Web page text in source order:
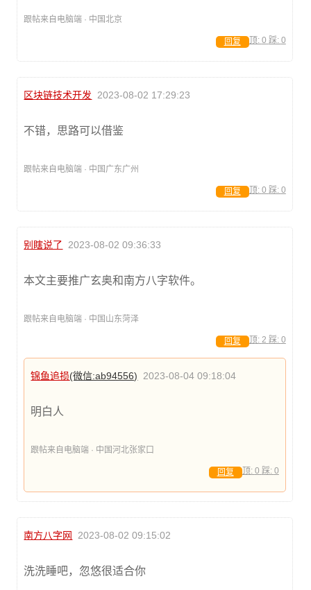
跟帖来自电脑端 · 中国北京
顶: 0 踩: 0
回复
区块链技术开发 2023-08-02 17:29:23
不错，思路可以借鉴
跟帖来自电脑端 · 中国广东广州
顶: 0 踩: 0
回复
别瞎说了 2023-08-02 09:36:33
本文主要推广玄奥和南方八字软件。
跟帖来自电脑端 · 中国山东菏泽
顶: 2 踩: 0
回复
锦鱼追损(微信:ab94556) 2023-08-04 09:18:04
明白人
跟帖来自电脑端 · 中国河北张家口
顶: 0 踩: 0
回复
南方八字网 2023-08-02 09:15:02
洗洗睡吧，忽悠很适合你